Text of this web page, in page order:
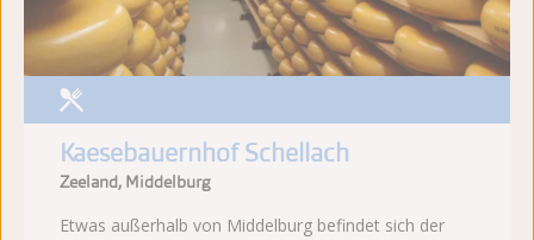
Kaesebauernhof Schellach
Zeeland, Middelburg
Etwas außerhalb von Middelburg befindet sich der